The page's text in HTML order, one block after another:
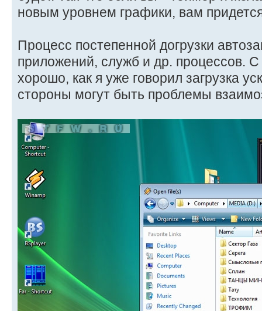
новым уровнем графики, вам
Процесс постепенной догрузки
приложений, служб и др. процессов.
хорошо, как я уже говорил загрузка
стороны могут быть проблемы